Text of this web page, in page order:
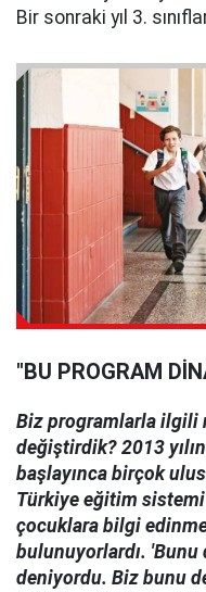
Bir sonraki yıl 3.
"BU PROGRAM
Biz programlarla ilgili
değiştirdik? 2013
başlayınca birçok
Türkiye eğitim
çocuklara bilgi
bulunuyorlardı. 'Bunu
deniyordu. Biz bunu